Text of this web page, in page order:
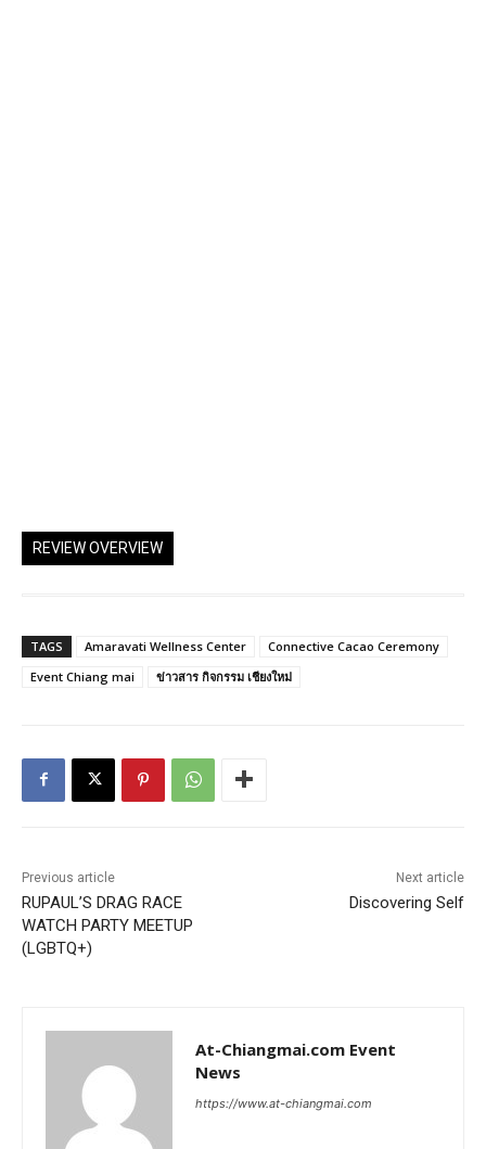
REVIEW OVERVIEW
TAGS Amaravati Wellness Center
Connective Cacao Ceremony
Event Chiang mai
ข่าวสาร กิจกรรม เชียงใหม่
Previous article
RUPAUL’S DRAG RACE
WATCH PARTY MEETUP
(LGBTQ+)
Next article
Discovering Self
At-Chiangmai.com Event
News
https://www.at-chiangmai.com